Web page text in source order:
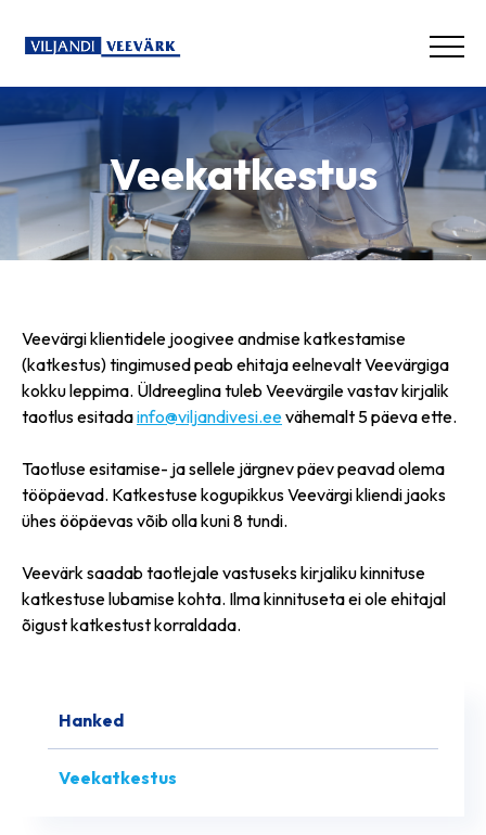
Veekatkestus
Hanked
Veekatkestus
Veevärgi klientidele joogivee andmise katkestamise
(katkestus) tingimused peab ehitaja eelnevalt Veevärgiga
kokku leppima. Üldreeglina tuleb Veevärgile vastav kirjalik
taotlus esitadainfo@viljandivesi.eevähemalt 5 päeva ette.
Taotluse esitamise- ja sellele järgnev päev peavad olema
tööpäevad. Katkestuse kogupikkus Veevärgi kliendi jaoks
ühes ööpäevas võib olla kuni 8 tundi.
Veevärk saadab taotlejale vastuseks kirjaliku kinnituse
katkestuse lubamise kohta. Ilma kinnituseta ei ole ehitajal
õigust katkestust korraldada.